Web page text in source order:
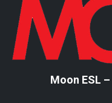
Moon ESL